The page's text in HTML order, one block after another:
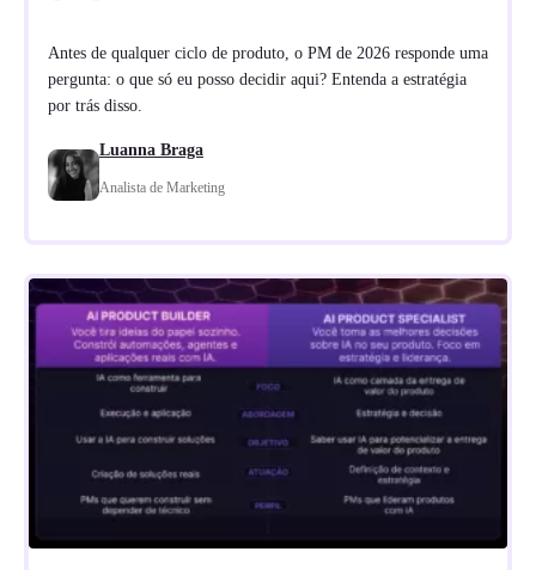
Antes de qualquer ciclo de produto, o PM de 2026 responde uma
pergunta: o que só eu posso decidir aqui? Entenda a estratégia
por trás disso.
Luanna Braga
Analista de Marketing